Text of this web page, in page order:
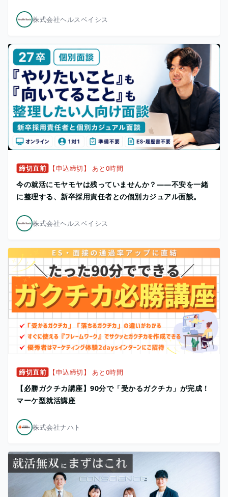
株式会社ヘルスベイシス
締切直前 【申込締切】 あと0時間
今の就活にモヤモヤは残っていませんか？——不安を一緒
に整理する、新卒採用責任者との個別カジュアル面談。
株式会社ヘルスベイシス
締切直前 【申込締切】 あと0時間
【必勝ガクチカ講座】90分で「受かるガクチカ」が完成！
マーケ型就活講座
株式会社ナハト